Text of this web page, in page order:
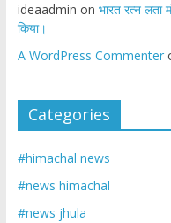
ideaadmin on भारत रत्न लता
किया।
A WordPress Commenter
Categories
#himachal news
#news himachal
#news jhula